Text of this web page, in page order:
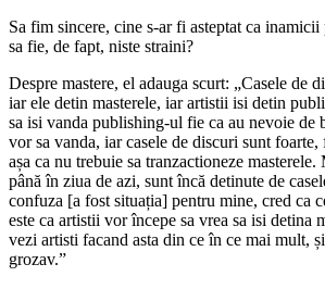
Sa fim sincere, cine s-ar fi asteptat ca
sa fie, de fapt, niste straini?
Despre mastere, el adauga scurt: „Casele de
iar ele detin masterele, iar artistii isi detin
sa isi vanda publishing-ul fie ca au nevoie de
vor sa vanda, iar casele de discuri sunt
așa ca nu trebuie sa tranzactioneze masterele.
până în ziua de azi, sunt încă detinute de
confuza [a fost situația] pentru mine, cred ca
este ca artistii vor începe sa vrea sa isi detina
vezi artisti facand asta din ce în ce mai mult,
grozav.”